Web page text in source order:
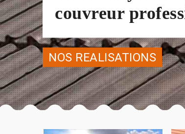
couvreur
NOS REALISATIONS